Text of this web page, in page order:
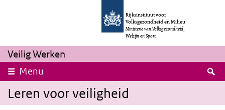
Overslaan en naar de inhoud gaan
Rijksinstituut voor
Volksgezondheid en Milieu
Ministerie van Volksgezondheid,
Welzijn en Sport
Veilig Werken
Menu
Leren voor veiligheid